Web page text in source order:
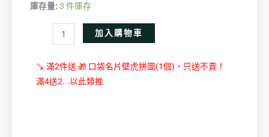
庫存量: 3 件庫存
加入購物車
↘ 滿2件送 🎁 口袋名片壁虎拼圖(1個)，只送不賣！
滿4送2...以此類推